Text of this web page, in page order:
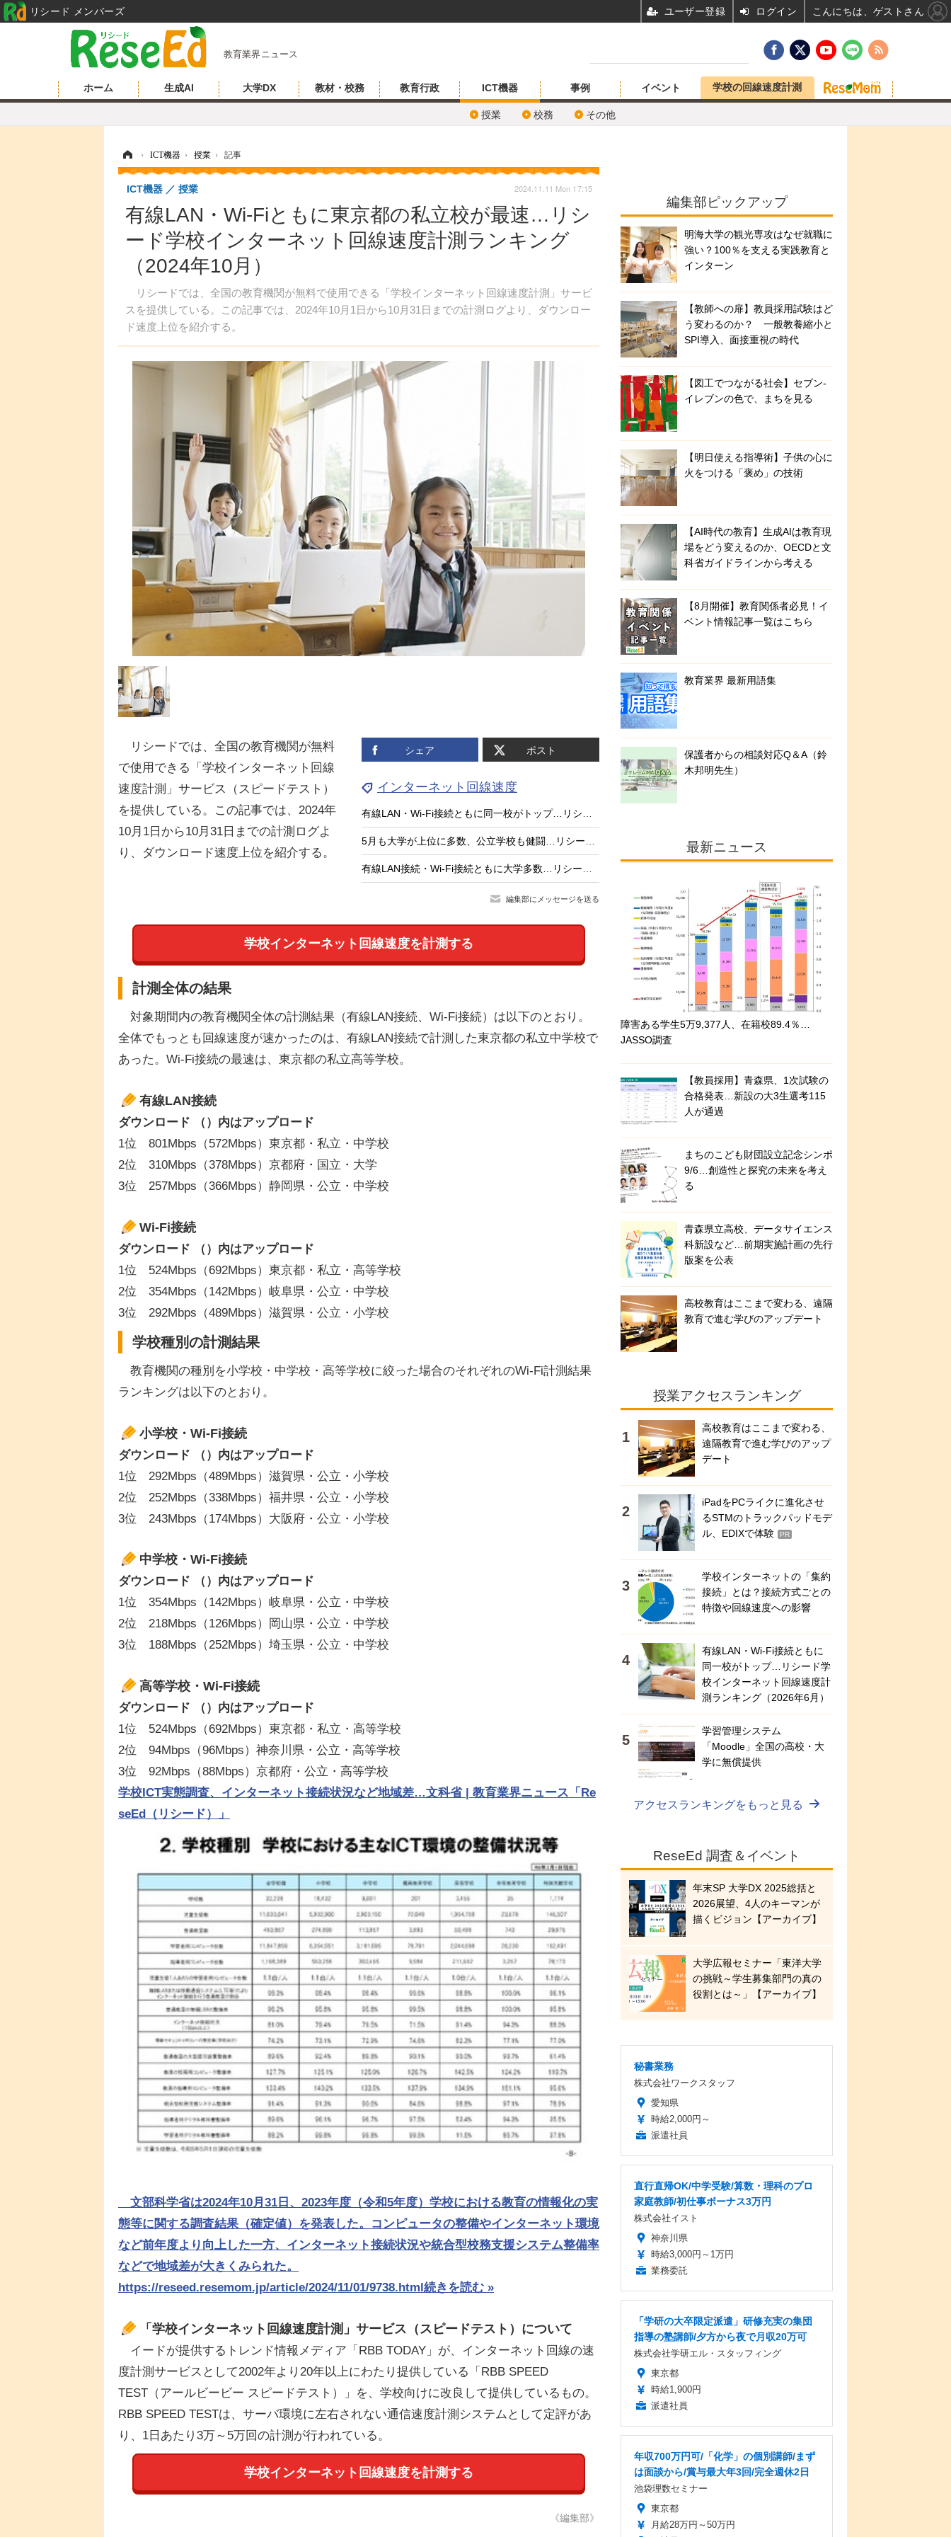
教育業界ニュース
ホーム 生成AI 大学DX 教材・校務 教育行政 ICT機器
授業 校務 その他
事例 イベント 学校の回線速度計測
› ICT機器 › 授業 › 記事
有線LAN・Wi-Fiともに東京都の私立校が最速…リシ
ード学校インターネット回線速度計測ランキング
（2024年10月）
リシードでは、全国の教育機関が無料で使用できる「学校インターネット回線速度計測」サービ
スを提供している。この記事では、2024年10月1日から10月31日までの計測ログより、ダウンロー
ド速度上位を紹介する。
ICT機器 授業 2024.11.11 Mon 17:15
シェア ポスト
インターネット回線速度
有線LAN・Wi‑Fi接続ともに同一校がトップ…リシード学校インターネット回線速度計測ランキング（2026年6月）
5月も大学が上位に多数、公立学校も健闘…リシード学校インターネット回線速度計測ランキング（2026年5月）
有線LAN接続・Wi-Fi接続ともに大学多数…リシード学校インターネット回線速度計測ランキング（2026年4月）
編集部にメッセージを送る
リシードでは、全国の教育機関が無料
で使用できる「学校インターネット回線
速度計測」サービス（スピードテスト）
を提供している。この記事では、2024年
10月1日から10月31日までの計測ログよ
り、ダウンロード速度上位を紹介する。
学校インターネット回線速度を計測する
計測全体の結果
対象期間内の教育機関全体の計測結果（有線LAN接続、Wi-Fi接続）は以下のとおり。
全体でもっとも回線速度が速かったのは、有線LAN接続で計測した東京都の私立中学校で
あった。Wi-Fi接続の最速は、東京都の私立高等学校。
有線LAN接続
ダウンロード （）内はアップロード
1位 801Mbps（572Mbps）東京都・私立・中学校
2位 310Mbps（378Mbps）京都府・国立・大学
3位 257Mbps（366Mbps）静岡県・公立・中学校
Wi-Fi接続
ダウンロード （）内はアップロード
1位 524Mbps（692Mbps）東京都・私立・高等学校
2位 354Mbps（142Mbps）岐阜県・公立・中学校
3位 292Mbps（489Mbps）滋賀県・公立・小学校
学校種別の計測結果
教育機関の種別を小学校・中学校・高等学校に絞った場合のそれぞれのWi-Fi計測結果
ランキングは以下のとおり。
小学校・Wi-Fi接続
ダウンロード （）内はアップロード
1位 292Mbps（489Mbps）滋賀県・公立・小学校
2位 252Mbps（338Mbps）福井県・公立・小学校
3位 243Mbps（174Mbps）大阪府・公立・小学校
中学校・Wi-Fi接続
ダウンロード （）内はアップロード
1位 354Mbps（142Mbps）岐阜県・公立・中学校
2位 218Mbps（126Mbps）岡山県・公立・中学校
3位 188Mbps（252Mbps）埼玉県・公立・中学校
高等学校・Wi-Fi接続
ダウンロード （）内はアップロード
1位 524Mbps（692Mbps）東京都・私立・高等学校
2位 94Mbps（96Mbps）神奈川県・公立・高等学校
3位 92Mbps（88Mbps）京都府・公立・高等学校
学校ICT実態調査、インターネット接続状況など地域差…文科省 | 教育業界ニュース「Re
seEd（リシード）」
文部科学省は2024年10月31日、2023年度（令和5年度）学校における教育の情報化の実
態等に関する調査結果（確定値）を発表した。コンピュータの整備やインターネット環境
など前年度より向上した一方、インターネット接続状況や統合型校務支援システム整備率
などで地域差が大きくみられた。
https://reseed.resemom.jp/article/2024/11/01/9738.html続きを読む »
「学校インターネット回線速度計測」サービス（スピードテスト）について
イードが提供するトレンド情報メディア「RBB TODAY」が、インターネット回線の速
度計測サービスとして2002年より20年以上にわたり提供している「RBB SPEED
TEST（アールビービー スピードテスト）」を、学校向けに改良して提供しているもの。
RBB SPEED TESTは、サーバ環境に左右されない通信速度計測システムとして定評があ
り、1日あたり3万～5万回の計測が行われている。
学校インターネット回線速度を計測する
《編集部》
編集部ピックアップ
明海大学の観光専攻はなぜ就職に
強い？100％を支える実践教育と
インターン
【教師への扉】教員採用試験はど
う変わるのか？ 一般教養縮小と
SPI導入、面接重視の時代
【図工でつながる社会】セブン‐
イレブンの色で、まちを見る
【明日使える指導術】子供の心に
火をつける「褒め」の技術
【AI時代の教育】生成AIは教育現
場をどう変えるのか、OECDと文
科省ガイドラインから考える
【8月開催】教育関係者必見！イ
ベント情報記事一覧はこちら
教育業界 最新用語集
保護者からの相談対応Q＆A（鈴
木邦明先生）
最新ニュース
障害ある学生5万9,377人、在籍校89.4％…
JASSO調査
【教員採用】青森県、1次試験の
合格発表…新設の大3生選考115
人が通過
まちのこども財団設立記念シンポ
9/6…創造性と探究の未来を考え
る
青森県立高校、データサイエンス
科新設など…前期実施計画の先行
版案を公表
高校教育はここまで変わる、遠隔
教育で進む学びのアップデート
授業アクセスランキング
高校教育はここまで変わる、
遠隔教育で進む学びのアップ
デート
iPadをPCライクに進化させ
るSTMのトラックパッドモデ
ル、EDIXで体験
PR
学校インターネットの「集約
接続」とは？接続方式ごとの
特徴や回線速度への影響
有線LAN・Wi‑Fi接続ともに
同一校がトップ…リシード学
校インターネット回線速度計
測ランキング（2026年6月）
学習管理システム
「Moodle」全国の高校・大
学に無償提供
アクセスランキングをもっと見る
ReseEd 調査＆イベント
年末SP 大学DX 2025総括と
2026展望、4人のキーマンが
描くビジョン【アーカイブ】
大学広報セミナー「東洋大学
の挑戦～学生募集部門の真の
役割とは～」【アーカイブ】
秘書業務
株式会社ワークスタッフ
愛知県
時給2,000円～
派遣社員
直行直帰OK/中学受験/算数・理科のプロ
家庭教師/初仕事ボーナス3万円
株式会社イスト
神奈川県
時給3,000円～1万円
業務委託
「学研の大卒限定派遣」研修充実の集団
指導の塾講師/夕方から夜で月収20万可
株式会社学研エル・スタッフィング
東京都
時給1,900円
派遣社員
年収700万円可/「化学」の個別講師/まず
は面談から/賞与最大年3回/完全週休2日
池袋理数セミナー
東京都
月給28万円～50万円
リシード メンバーズ ユーザー登録 ログイン こんにちは、ゲストさん